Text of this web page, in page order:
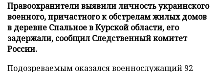
Правоохранители выявили личность украинского
военного, причастного к обстрелам жилых домов
в деревне Спальное в Курской области, его
задержали, сообщил Следственный комитет
России.
Подозреваемым оказался военнослужащий 92